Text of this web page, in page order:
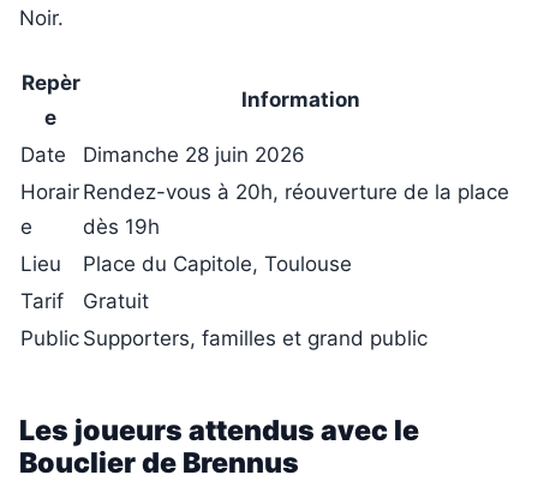
Noir.
Repèr
e
Information
Date
Dimanche 28 juin 2026
Horair
e
Rendez-vous à 20h, réouverture de la place
dès 19h
Lieu
Place du Capitole, Toulouse
Tarif
Gratuit
Public Supporters, familles et grand public
Les joueurs attendus avec le
Bouclier de Brennus